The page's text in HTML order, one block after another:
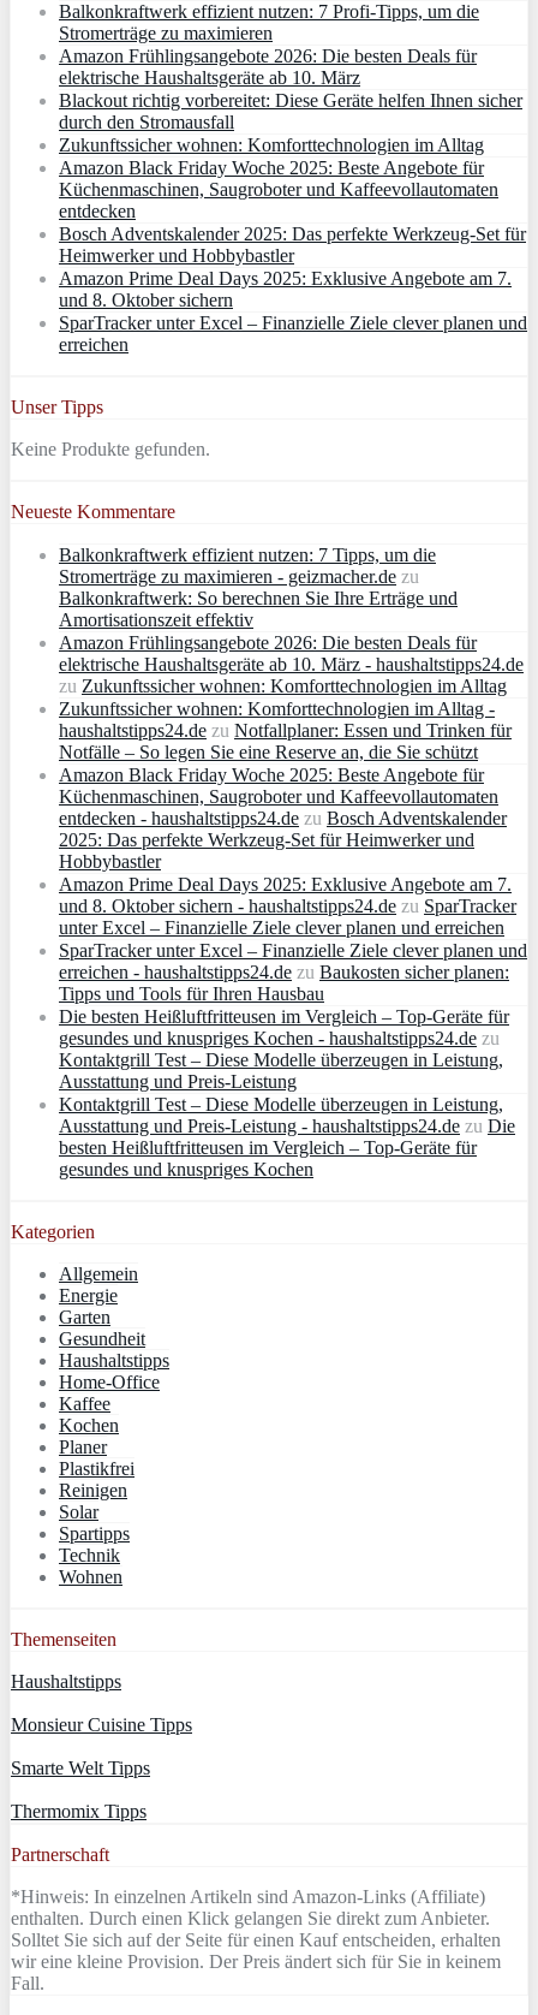
Balkonkraftwerk effizient nutzen: 7 Profi-Tipps, um die
Stromerträge zu maximieren
Amazon Frühlingsangebote 2026: Die besten Deals für
elektrische Haushaltsgeräte ab 10. März
Blackout richtig vorbereitet: Diese Geräte helfen Ihnen sicher
durch den Stromausfall
Zukunftssicher wohnen: Komforttechnologien im Alltag
Amazon Black Friday Woche 2025: Beste Angebote für
Küchenmaschinen, Saugroboter und Kaffeevollautomaten
entdecken
Bosch Adventskalender 2025: Das perfekte Werkzeug-Set für
Heimwerker und Hobbybastler
Amazon Prime Deal Days 2025: Exklusive Angebote am 7.
und 8. Oktober sichern
SparTracker unter Excel – Finanzielle Ziele clever planen und
erreichen
Unser Tipps
Keine Produkte gefunden.
Neueste Kommentare
Balkonkraftwerk effizient nutzen: 7 Tipps, um die
Stromerträge zu maximieren - geizmacher.de zu
Balkonkraftwerk: So berechnen Sie Ihre Erträge und
Amortisationszeit effektiv
Amazon Frühlingsangebote 2026: Die besten Deals für
elektrische Haushaltsgeräte ab 10. März - haushaltstipps24.de
zu Zukunftssicher wohnen: Komforttechnologien im Alltag
Zukunftssicher wohnen: Komforttechnologien im Alltag -
haushaltstipps24.de zu Notfallplaner: Essen und Trinken für
Notfälle – So legen Sie eine Reserve an, die Sie schützt
Amazon Black Friday Woche 2025: Beste Angebote für
Küchenmaschinen, Saugroboter und Kaffeevollautomaten
entdecken - haushaltstipps24.de zu Bosch Adventskalender
2025: Das perfekte Werkzeug-Set für Heimwerker und
Hobbybastler
Amazon Prime Deal Days 2025: Exklusive Angebote am 7.
und 8. Oktober sichern - haushaltstipps24.de zu SparTracker
unter Excel – Finanzielle Ziele clever planen und erreichen
SparTracker unter Excel – Finanzielle Ziele clever planen und
erreichen - haushaltstipps24.de zu Baukosten sicher planen:
Tipps und Tools für Ihren Hausbau
Die besten Heißluftfritteusen im Vergleich – Top-Geräte für
gesundes und knuspriges Kochen - haushaltstipps24.de zu
Kontaktgrill Test – Diese Modelle überzeugen in Leistung,
Ausstattung und Preis-Leistung
Kontaktgrill Test – Diese Modelle überzeugen in Leistung,
Ausstattung und Preis-Leistung - haushaltstipps24.de zu Die
besten Heißluftfritteusen im Vergleich – Top-Geräte für
gesundes und knuspriges Kochen
Kategorien
Allgemein
Energie
Garten
Gesundheit
Haushaltstipps
Home-Office
Kaffee
Kochen
Planer
Plastikfrei
Reinigen
Solar
Spartipps
Technik
Wohnen
Themenseiten
Haushaltstipps
Monsieur Cuisine Tipps
Smarte Welt Tipps
Thermomix Tipps
Partnerschaft
*Hinweis: In einzelnen Artikeln sind Amazon-Links (Affiliate)
enthalten. Durch einen Klick gelangen Sie direkt zum Anbieter.
Solltet Sie sich auf der Seite für einen Kauf entscheiden, erhalten
wir eine kleine Provision. Der Preis ändert sich für Sie in keinem
Fall.